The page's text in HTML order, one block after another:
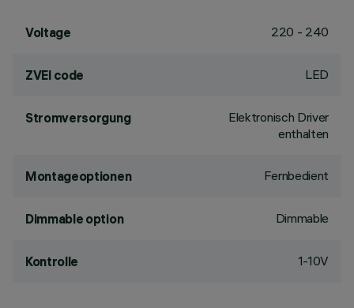
Voltage 220 - 240
ZVEI code LED
Stromversorgung
Elektronisch Driver
enthalten
Montageoptionen Fernbedient
Dimmable option Dimmable
Kontrolle 1-10V